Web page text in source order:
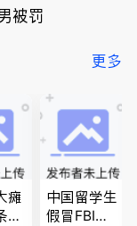
被罚
更多
瘫
主
中国留学生
假冒FBI上